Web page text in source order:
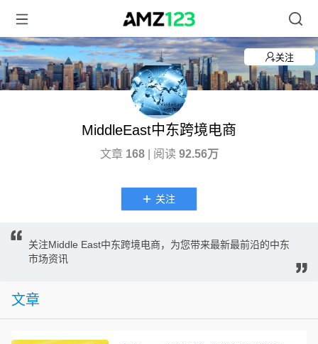
关注
MiddleEast中东跨境电商
文章 168| 阅读 92.56万
关注
关注Middle East中东跨境电商，为您带来最新最前沿的中东
市场资讯
文章